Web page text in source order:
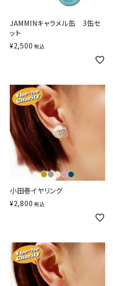
JAMMINキャラメル缶 3缶セ
ット
¥2,500 税込
小田巻イヤリング
¥2,800 税込